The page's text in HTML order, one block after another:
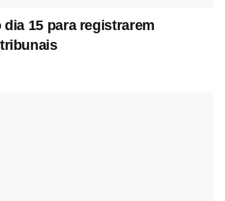
15 para registrarem